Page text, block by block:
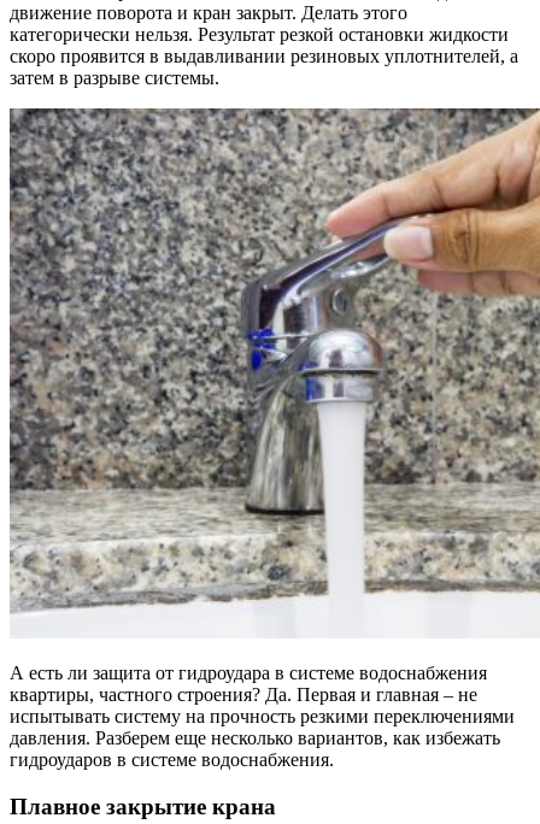
движение поворота и кран закрыт. Делать этого
категорически нельзя. Результат резкой остановки жидкости
скоро проявится в выдавливании резиновых уплотнителей, а
затем в разрыве системы.
А есть ли защита от гидроудара в системе водоснабжения
квартиры, частного строения? Да. Первая и главная – не
испытывать систему на прочность резкими переключениями
давления. Разберем еще несколько вариантов, как избежать
гидроударов в системе водоснабжения.
Плавное закрытие крана